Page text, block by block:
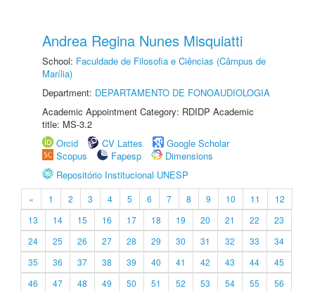
Andrea Regina Nunes Misquiatti
School: Faculdade de Filosofia e Ciências (Câmpus de
Marília)
Department: DEPARTAMENTO DE FONOAUDIOLOGIA
Academic Appointment Category: RDIDP Academic
title: MS-3.2
Orcid
CV Lattes
Google Scholar
Scopus
Fapesp
Dimensions
Repositório Institucional UNESP
« 1 2 3 4 5 6 7 8 9 10 11
12
13
14 15 16 17 18 19 20 21 22
23
24
25 26 27 28 29 30 31 32 33
34
35
36 37 38 39 40 41 42 43 44
45
46
47 48 49 50 51 52 53 54 55
56